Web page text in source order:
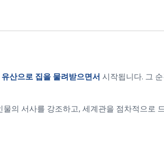
산으로 집을 물려받으면서 시작됩니다. 그
의 서사를 강조하고, 세계관을 점차적으로